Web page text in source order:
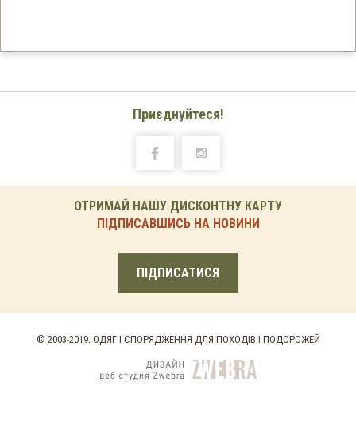
Приєднуйтеся!
ОТРИМАЙ НАШУ ДИСКОНТНУ КАРТУ
ПІДПИСАВШИСЬ НА НОВИНИ
ПІДПИСАТИСЯ
© 2003-2019. ОДЯГ І СПОРЯДЖЕННЯ ДЛЯ ПОХОДІВ І ПОДОРОЖЕЙ